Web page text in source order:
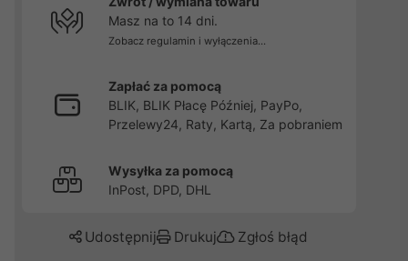
Masz na to 14 dni.
Zobacz regulamin i wyłączenia...
Zapłać za pomocą
BLIK, BLIK Płacę Później, PayPo,
Przelewy24, Raty, Kartą, Za pobraniem
Wysyłka za pomocą
InPost, DPD, DHL
Udostępnij Drukuj Zgłoś błąd